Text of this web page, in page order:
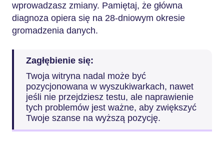
wprowadzasz zmiany. Pamiętaj, że główna
diagnoza opiera się na 28-dniowym okresie
gromadzenia danych.
Zagłębienie się:
Twoja witryna nadal może być
pozycjonowana w wyszukiwarkach, nawet
jeśli nie przejdziesz testu, ale naprawienie
tych problemów jest ważne, aby zwiększyć
Twoje szanse na wyższą pozycję.